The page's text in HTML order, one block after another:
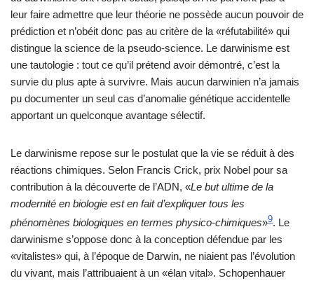
leur faire admettre que leur théorie ne possède aucun pouvoir de
prédiction et n’obéit donc pas au critère de la «réfutabilité» qui
distingue la science de la pseudo-science. Le darwinisme est
une tautologie : tout ce qu’il prétend avoir démontré, c’est la
survie du plus apte à survivre. Mais aucun darwinien n’a jamais
pu documenter un seul cas d’anomalie génétique accidentelle
apportant un quelconque avantage sélectif.
Le darwinisme repose sur le postulat que la vie se réduit à des
réactions chimiques. Selon Francis Crick, prix Nobel pour sa
contribution à la découverte de l’ADN, «Le but ultime de la
modernité en biologie est en fait d’expliquer tous les
phénomènes biologiques en termes physico-chimiques»9. Le
darwinisme s’oppose donc à la conception défendue par les
«vitalistes» qui, à l’époque de Darwin, ne niaient pas l’évolution
du vivant, mais l’attribuaient à un «élan vital». Schopenhauer